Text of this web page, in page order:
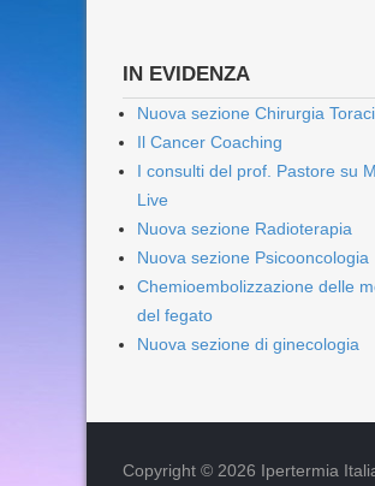
IN EVIDENZA
Nuova sezione Chirurgia
Il Cancer Coaching
I consulti del prof. Pastore su
Live
Nuova sezione Radioterapia
Nuova sezione Psicooncologia
Chemioembolizzazione delle
del fegato
Nuova sezione di ginecologia
Copyright © 2026 Ipertermia